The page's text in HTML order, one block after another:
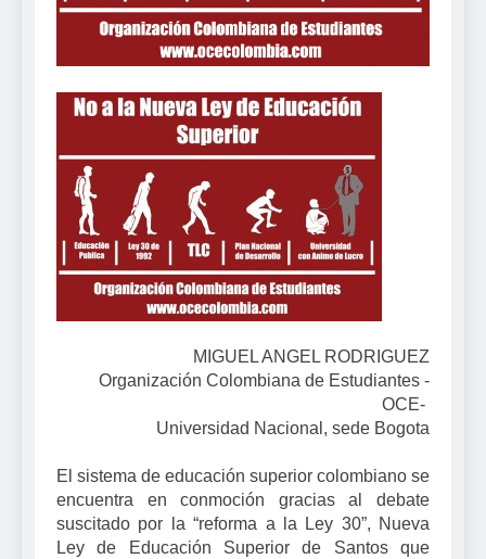
MIGUEL ANGEL RODRIGUEZ
Organización Colombiana de Estudiantes -
OCE-
Universidad Nacional, sede Bogota
El sistema de educación superior colombiano se
encuentra en conmoción gracias al debate
suscitado por la “reforma a la Ley 30”, Nueva
Ley de Educación Superior de Santos que